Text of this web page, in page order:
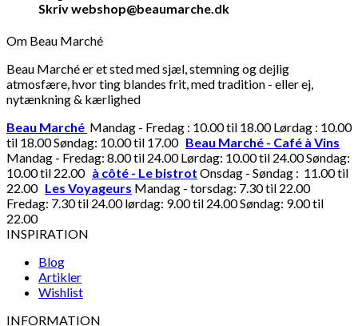
Skriv webshop@beaumarche.dk
Om Beau Marché
Beau Marché er et sted med sjæl, stemning og dejlig
atmosfære, hvor ting blandes frit, med tradition - eller ej,
nytænkning & kærlighed
Beau Marché Mandag - Fredag : 10.00 til 18.00 Lørdag : 10.00
til 18.00 Søndag: 10.00 til 17.00 Beau Marché - Café à Vins
Mandag - Fredag: 8.00 til 24.00 Lørdag: 10.00 til 24.00 Søndag:
10.00 til 22.00 à côté - Le bistrot Onsdag - Søndag : 11.00 til
22.00 Les Voyageurs Mandag - torsdag: 7.30 til 22.00
Fredag: 7.30 til 24.00 lørdag: 9.00 til 24.00 Søndag: 9.00 til
22.00
INSPIRATION
Blog
Artikler
Wishlist
INFORMATION